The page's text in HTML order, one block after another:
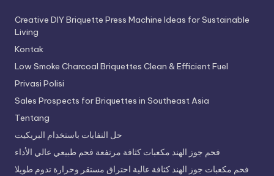
Creative DIY Briquette Press Machine Ideas for Sustainable
Living
Kontak
Low Smoke Charcoal Briquettes Clean & Efficient Fuel
Privasi Polisi
Sales Prospects for Briquettes in Southeast Asia
Tentang
حل النفايات باستخدام البريكيت
فحم جوز الهند مكعبات كثافة مرتفعة فحم طبيعي عالي الأداء
فحم مكعبات جوز الهند كثافة عالية احتراق مستقر وحرارة تدوم طويلا